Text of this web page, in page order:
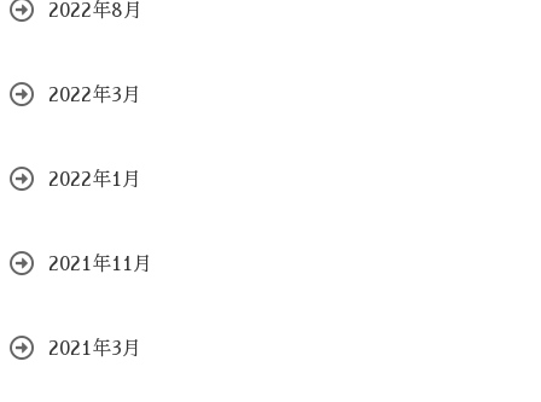
2022年8月
2022年3月
2022年1月
2021年11月
2021年3月